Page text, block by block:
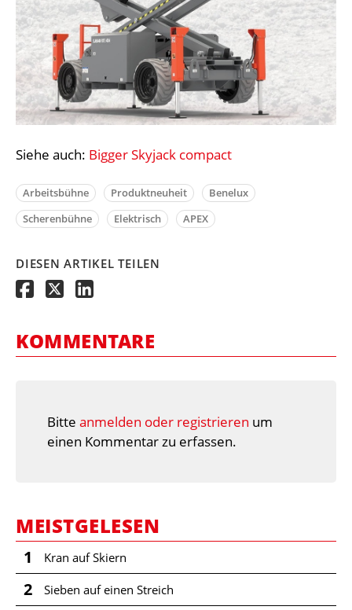
Siehe auch: Bigger Skyjack compact
Arbeitsbühne Produktneuheit
Benelux
Scherenbühne
Elektrisch APEX
DIESEN ARTIKEL TEILEN
KOMMENTARE
Bitte anmelden oder registrieren um
einen Kommentar zu erfassen.
MEISTGELESEN
1 Kran auf Skiern
2 Sieben auf einen Streich